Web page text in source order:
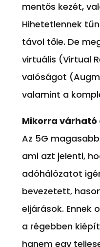
mentős kezét,
Hihetetlennek
távol tőle. De
virtuális (Virtual
valóságot
valamint a
Mikorra várható
Az 5G
ami azt jelenti,
adóhálózatot
bevezetett,
eljárások. Ennek
a régebben
hanem egy